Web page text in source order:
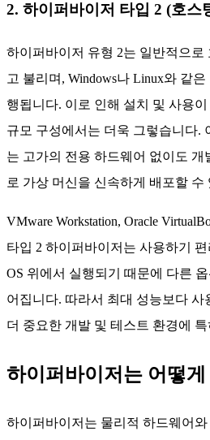
2. 하이퍼바이저 타입 2 (호스
하이퍼바이저 유형 2는 일반적으
고 불리며, Windows나 Linux와 같
행됩니다. 이로 인해 설치 및 사용
규모 구성에서는 더욱 그렇습니다.
는 고가의 전용 하드웨어 없이도 개
로 가상 머신을 신속하게 배포할 수
VMware Workstation, Oracle
타입 2 하이퍼바이저는 사용하기
OS 위에서 실행되기 때문에 다른
어집니다. 따라서 최대 성능보다
더 중요한 개발 및 테스트 환경에
하이퍼바이저는 어떻
하이퍼바이저는 물리적 하드웨어